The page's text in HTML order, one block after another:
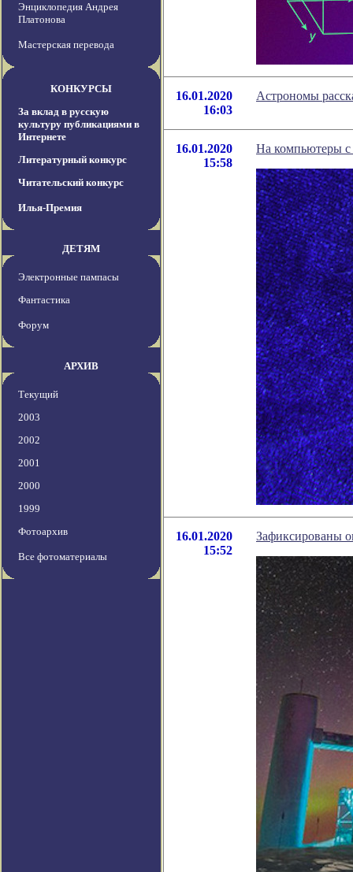
Энциклопедия Андрея
Платонова
Мастерская перевода
КОНКУРСЫ
За вклад в русскую
культуру публикациями в
Интернете
Литературный конкурс
Читательский конкурс
Илья-Премия
ДЕТЯМ
Электронные пампасы
Фантастика
Форум
АРХИВ
Текущий
2003
2002
2001
2000
1999
Фотоархив
Все фотоматериалы
16.01.2020
16:03
Астрономы
16.01.2020
15:58
На компьютеры с
16.01.2020
15:52
Зафиксированы